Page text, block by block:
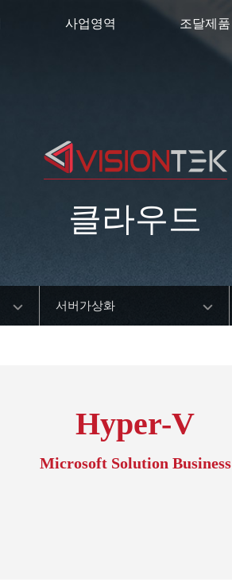
사업영역 조달제품
클라우드
서버가상화
Hyper-V
Microsoft Solution Business